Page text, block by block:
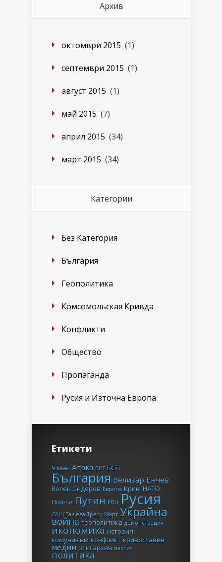
Архив
октомври 2015 (1)
септември 2015 (1)
август 2015 (1)
май 2015 (7)
април 2015 (34)
март 2015 (34)
Категории
Без Категория
България
Геополитика
Комсомольская Кривда
Конфликти
Общество
Пропаганда
Русия и Източна Европа
Етикети
9 май Атака БНТ БСП
България Велизар Енчев
Волен Сидеров Европа Крим НАТО
Полша Путин РПЦ Русия
САЩ Ташева Трети Март Украйна
война геополитика демонстрация
икономика история
комунизъм конфликт кривославие
медии олигархия партия
политика